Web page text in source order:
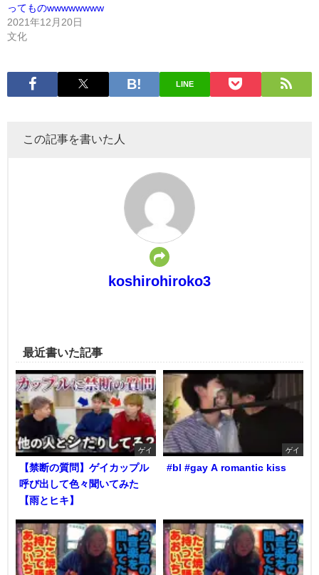
ってものwwwwwwww
2021年12月20日
文化
LINE
この記事を書いた人
koshirohiroko3
最近書いた記事
ゲイ
【禁断の質問】ゲイカップル
呼び出して色々聞いてみた
【雨とヒキ】
ゲイ
#bl #gay A romantic kiss